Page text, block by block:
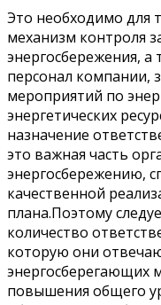
Это необходимо для
механизм контроля
энергосбережения,
персонал компании,
мероприятий по
энергетических
назначение
это важная часть
энергосбережению,
качественной
плана.Поэтому
количество
которую они
энергосберегающих
повышения общего